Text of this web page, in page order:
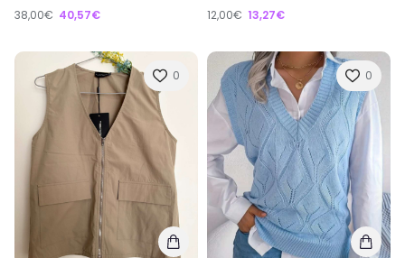
38,00€ 40,57€ 12,00€ 13,27€
0 0